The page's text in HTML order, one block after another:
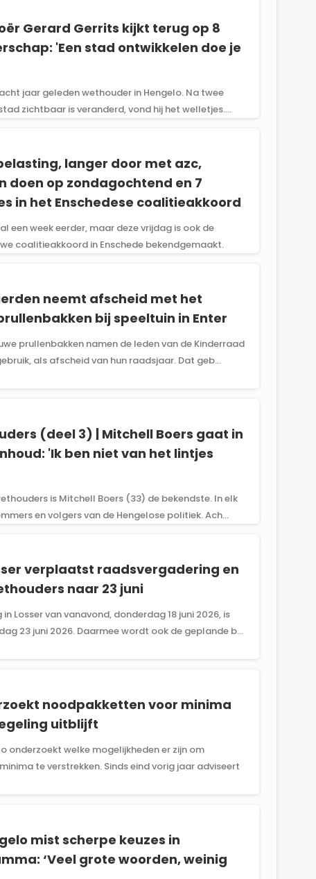
Gerard Gerrits kijkt terug op 8
'Een stad ontwikkelen doe je
jaar geleden wethouder in Hengelo. Na twee
zichtbaar is veranderd, vond hij het welletjes....
langer door met azc,
doen op zondagochtend en 7
in het Enschedese coalitieakkoord
een week eerder, maar deze vrijdag is ook de
coalitieakkoord in Enschede bekendgemaakt.
neemt afscheid met het
bij speeltuin in Enter
prullenbakken namen de leden van de Kinderraad
als afscheid van hun raadsjaar. Dat geb...
(deel 3) | Mitchell Boers gaat in
'Ik ben niet van het lintjes
is Mitchell Boers (33) de bekendste. In elk
en volgers van de Hengelose politiek. Ach...
verplaatst raadsvergadering en
naar 23 juni
Losser van vanavond, donderdag 18 juni 2026, is
23 juni 2026. Daarmee wordt ook de geplande b...
noodpakketten voor minima
uitblijft
onderzoekt welke mogelijkheden er zijn om
te verstrekken. Sinds eind vorig jaar adviseert
mist scherpe keuzes in
‘Veel grote woorden, weinig